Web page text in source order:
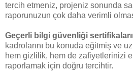
tercih etmeniz, projeniz sonunda
raporunuzun çok daha verimli
Geçerli bilgi güvenliği
kadrolarını bu konuda eğitmiş ve
hem gizlilik, hem de zafiyetlerinizi
raporlamak için doğru tercihtir.